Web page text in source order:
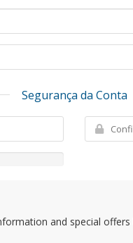
Segurança da Conta
and special